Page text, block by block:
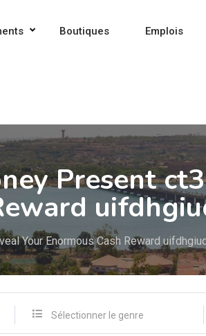
Boutiques Emplois
Present
Your Enormous Cash Reward
Sélectionner le genre